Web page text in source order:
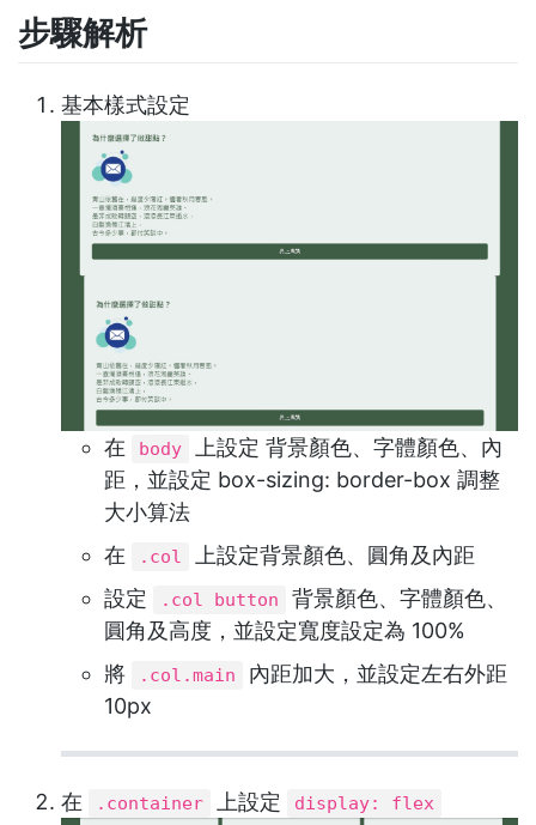
步驟解析
基本樣式設定
在 body
上設定 背景顏色、字體顏色、內
距，並設定 box-sizing: border-box 調整
大小算法
在
.col
上設定背景顏色、圓角及內距
設定
.col button
背景顏色、字體顏色、
圓角及高度，並設定寬度設定為 100%
將
.col.main
內距加大，並設定左右外距
10px
在 .container 上設定 display: flex